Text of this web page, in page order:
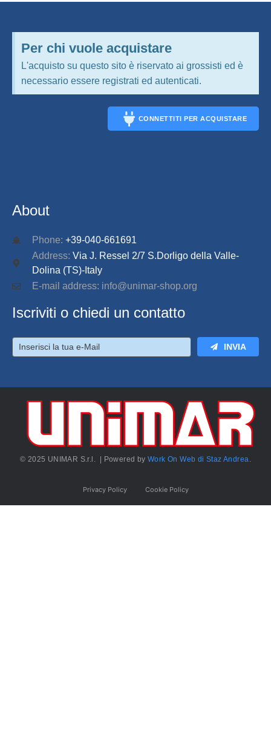
Per chi vuole acquistare
L'acquisto su questo sito è riservato ai grossisti ed è
necessario essere registrati ed autenticati.
CONNETTITI PER ACQUISTARE
About
Phone: +39-040-661691
Address: Via J. Ressel 2/7 S.Dorligo della Valle-
Dolina (TS)-Italy
E-mail address: info@unimar-shop.org
Iscriviti o chiedi un contatto
INVIA
© 2025 UNIMAR S.r.l. | Powered byWork On Web di Staz Andrea.
Privacy Policy Cookie Policy